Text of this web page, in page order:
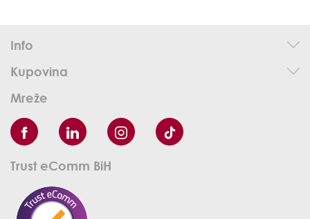
Info
Kupovina
Mreže
Trust eComm BiH